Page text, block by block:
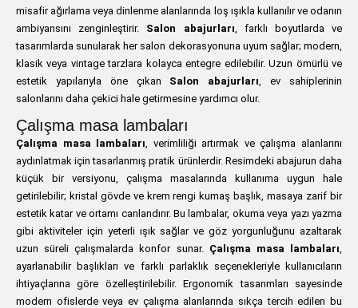
misafir ağırlama veya dinlenme alanlarında loş ışıkla kullanılır ve odanın
ambiyansını zenginleştirir. Salon abajurları, farklı boyutlarda ve
tasarımlarda sunularak her salon dekorasyonuna uyum sağlar; modern,
klasik veya vintage tarzlara kolayca entegre edilebilir. Uzun ömürlü ve
estetik yapılarıyla öne çıkan Salon abajurları, ev sahiplerinin
salonlarını daha çekici hale getirmesine yardımcı olur.
Çalışma masa lambaları
Çalışma masa lambaları, verimliliği artırmak ve çalışma alanlarını
aydınlatmak için tasarlanmış pratik ürünlerdir. Resimdeki abajurun daha
küçük bir versiyonu, çalışma masalarında kullanıma uygun hale
getirilebilir; kristal gövde ve krem rengi kumaş başlık, masaya zarif bir
estetik katar ve ortamı canlandırır. Bu lambalar, okuma veya yazı yazma
gibi aktiviteler için yeterli ışık sağlar ve göz yorgunluğunu azaltarak
uzun süreli çalışmalarda konfor sunar. Çalışma masa lambaları,
ayarlanabilir başlıkları ve farklı parlaklık seçenekleriyle kullanıcıların
ihtiyaçlarına göre özelleştirilebilir. Ergonomik tasarımları sayesinde
modern ofislerde veya ev çalışma alanlarında sıkça tercih edilen bu